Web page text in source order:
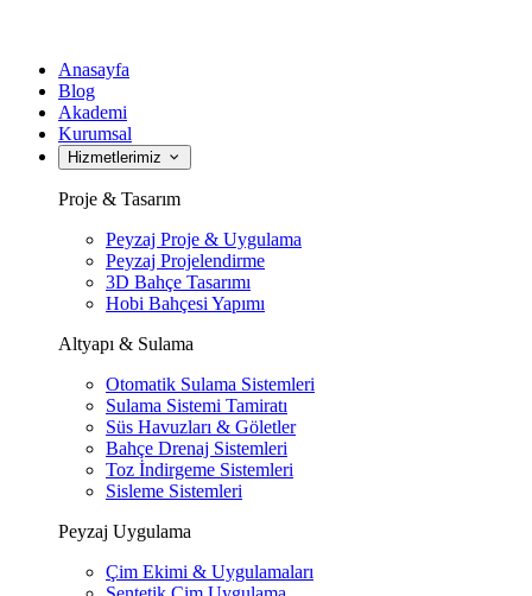
Anasayfa
Blog
Akademi
Kurumsal
Hizmetlerimiz
Proje & Tasarım
Peyzaj Proje & Uygulama
Peyzaj Projelendirme
3D Bahçe Tasarımı
Hobi Bahçesi Yapımı
Altyapı & Sulama
Otomatik Sulama Sistemleri
Sulama Sistemi Tamiratı
Süs Havuzları & Göletler
Bahçe Drenaj Sistemleri
Toz İndirgeme Sistemleri
Sisleme Sistemleri
Peyzaj Uygulama
Çim Ekimi & Uygulamaları